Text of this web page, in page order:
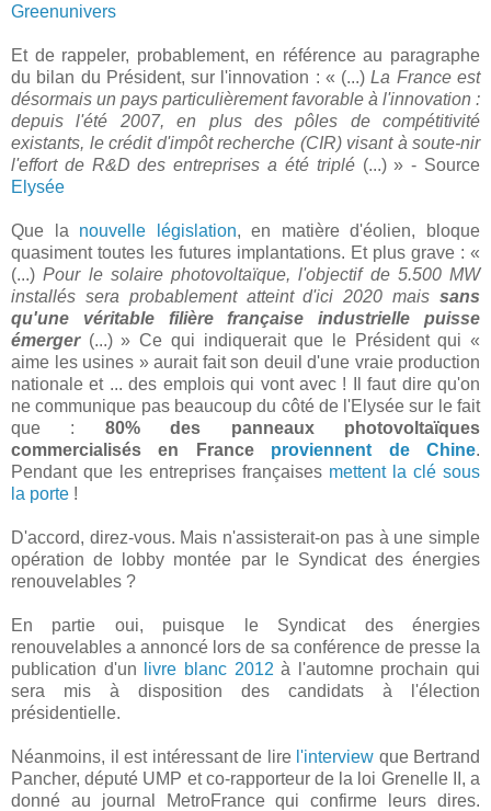
Greenunivers
Et de rappeler, probablement, en référence au paragraphe
du bilan du Président, sur l'innovation : « (...)La France est
désormais un pays particulièrement favorable à l'innovation :
depuis l'été 2007, en plus des pôles de compétitivité
existants, le crédit d'impôt recherche (CIR) visant à soute-nir
l'effort de R&D des entreprises a été triplé(...) » - Source
Elysée
Que la nouvelle législation, en matière d'éolien, bloque
quasiment toutes les futures implantations. Et plus grave : «
(...)Pour le solaire photovoltaïque, l'objectif de 5.500 MW
installés sera probablement atteint d'ici 2020 mais sans
qu'une véritable filière française industrielle puisse
émerger (...) » Ce qui indiquerait que le Président qui «
aime les usines » aurait fait son deuil d'une vraie production
nationale et ... des emplois qui vont avec ! Il faut dire qu'on
ne communique pas beaucoup du côté de l'Elysée sur le fait
que : 80% des panneaux photovoltaïques
commercialisés en France proviennent de Chine.
Pendant que les entreprises françaises mettent la clé sous
la porte !
D'accord, direz-vous. Mais n'assisterait-on pas à une simple
opération de lobby montée par le Syndicat des énergies
renouvelables ?
En partie oui, puisque le Syndicat des énergies
renouvelables a annoncé lors de sa conférence de presse la
publication d'un
livre blanc 2012 à l'automne prochain qui
sera mis à disposition des candidats à l'élection
présidentielle.
Néanmoins, il est intéressant de lire l'interview que Bertrand
Pancher, député UMP et co-rapporteur de la loi Grenelle II, a
donné au journal MetroFrance qui confirme leurs dires.